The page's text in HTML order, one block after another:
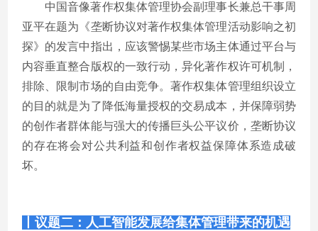
中国音像著作权集体管理协会副理事长兼总干事周
亚平在题为《垄断协议对著作权集体管理活动影响之初
探》的发言中指出，应该警惕某些市场主体通过平台与
内容垂直整合版权的一致行动，异化著作权许可机制，
排除、限制市场的自由竞争。著作权集体管理组织设立
的目的就是为了降低海量授权的交易成本，并保障弱势
的创作者群体能与强大的传播巨头公平议价，垄断协议
的存在将会对公共利益和创作者权益保障体系造成破
坏。
丨议题二：人工智能发展给集体管理带来的机遇